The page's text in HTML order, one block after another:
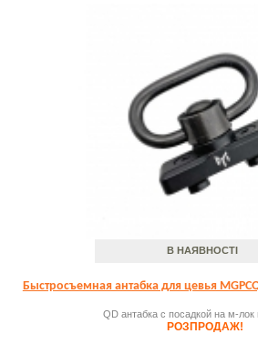
В НАЯВНОСТІ
Быстросъемная антабка для цевья
QD антабка с посадкой на м-лок
РОЗПРОДАЖ!